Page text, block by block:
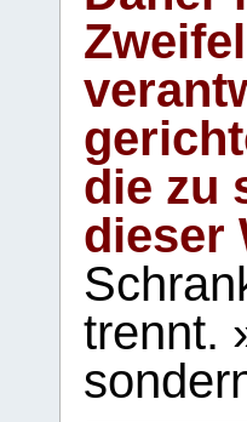
die zu
dieser
trennt.